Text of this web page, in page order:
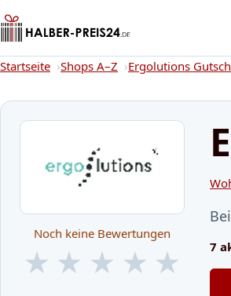
Startseite
Startseite Shops A–Z Ergolutions
Noch keine Bewertungen
★ ★ ★ ★ ★ 7